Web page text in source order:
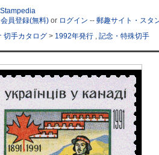
会員登録(無料) or ログイン -- 郵趣サイト・スタ
切手カタログ > 1992年発行 , 記念・特殊切手